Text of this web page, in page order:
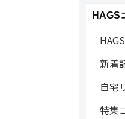
HAGS
新着
自宅
特集